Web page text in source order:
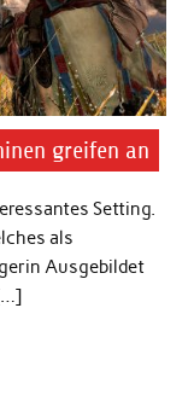
greifen an
Setting.
als
Ausgebildet